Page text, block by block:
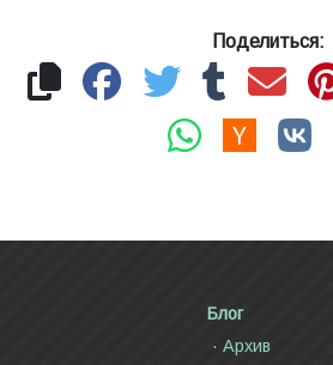
Поделиться:
Блог
Архив